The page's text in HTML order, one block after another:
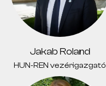
Jakab Roland
HUN-REN vezérigazgató